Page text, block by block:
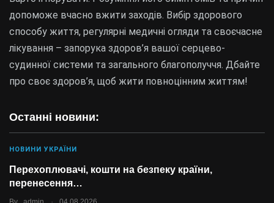
Останні новини:
НОВИНИ УКРАЇНИ
Перехоплювачі, кошти на безпеку країни,
перенесення…
.
допоможе вчасно вжити заходів. Вибір здорового
способу життя, регулярні медичні огляди та своєчасне
лікування – запорука здоров’я вашої серцево-
судинної системи та загального благополуччя. Дбайте
про своє здоров’я, щоб жити повноцінним життям!